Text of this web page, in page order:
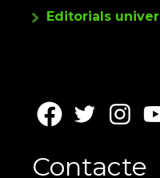
Editorials
Contacte